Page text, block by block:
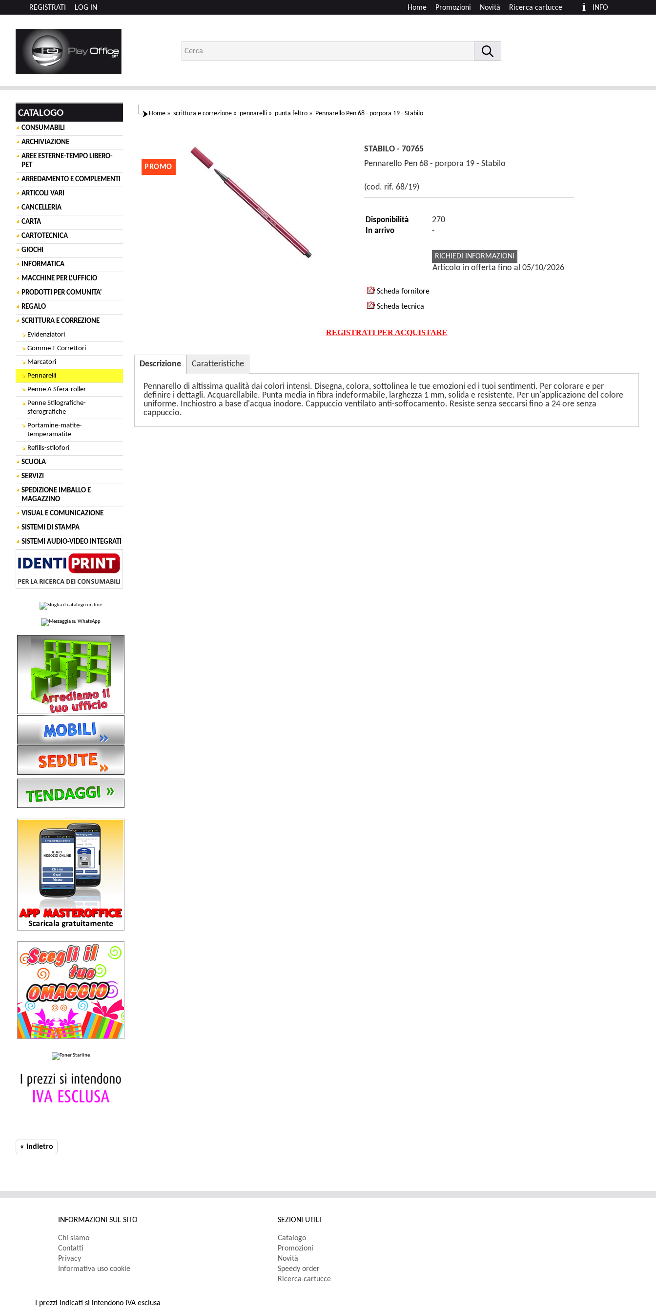
LOG IN
REGISTRATI INFO
Ricerca cartucce
Novità
Promozioni
Home
CATALOGO
CONSUMABILI
ARCHIVIAZIONE
AREE ESTERNE-TEMPO LIBERO-
PET
ARREDAMENTO E COMPLEMENTI
ARTICOLI VARI
CANCELLERIA
CARTA
CARTOTECNICA
GIOCHI
INFORMATICA
MACCHINE PER L'UFFICIO
PRODOTTI PER COMUNITA'
REGALO
SCRITTURA E CORREZIONE
Evidenziatori
Gomme E Correttori
Marcatori
Pennarelli
Penne A Sfera-roller
Penne Stilografiche-
sferografiche
Portamine-matite-
temperamatite
Refills-stilofori
SCUOLA
SERVIZI
SPEDIZIONE IMBALLO E
MAGAZZINO
VISUAL E COMUNICAZIONE
SISTEMI DI STAMPA
SISTEMI AUDIO-VIDEO INTEGRATI
Home » scrittura e correzione » pennarelli » punta feltro » Pennarello Pen 68 - porpora 19 - Stabilo
PROMO
STABILO - 70765
Pennarello Pen 68 - porpora 19 - Stabilo
(cod. rif. 68/19)
Disponibilità 270
In arrivo -
RICHIEDI INFORMAZIONI
Articolo in offerta fino al 05/10/2026
Scheda fornitore
Scheda tecnica
REGISTRATI PER ACQUISTARE
Descrizione Caratteristiche
Pennarello di altissima qualità dai colori intensi. Disegna, colora, sottolinea le tue emozioni ed i tuoi sentimenti. Per colorare e per
definire i dettagli. Acquarellabile. Punta media in fibra indeformabile, larghezza 1 mm, solida e resistente. Per un'applicazione del colore
uniforme. Inchiostro a base d'acqua inodore. Cappuccio ventilato anti-soffocamento. Resiste senza seccarsi fino a 24 ore senza
cappuccio.
« indietro
INFORMAZIONI SUL SITO
Chi siamo
Contatti
Privacy
Informativa uso cookie
SEZIONI UTILI
Catalogo
Promozioni
Novità
Speedy order
Ricerca cartucce
I prezzi indicati si intendono IVA esclusa